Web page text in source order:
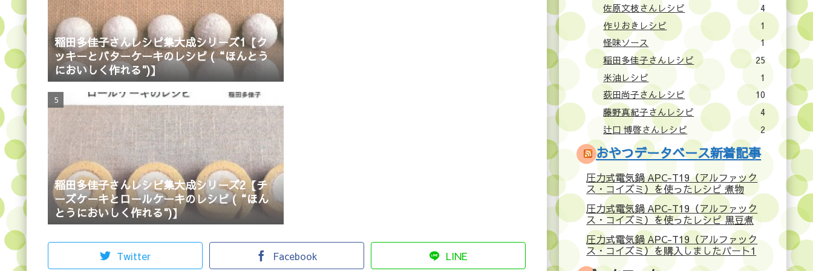
稲田多佳子さんレシピ集大成シリーズ1【ク
ッキーとバターケーキのレシピ (“ほんとう
においしく作れる")】
稲田多佳子さんレシピ集大成シリーズ2【チ
ーズケーキとロールケーキのレシピ (“ほん
とうにおいしく作れる")】
Twitter Facebook LINE
佐原文枝さんレシピ
4
作りおきレシピ
1
怪味ソース
1
稲田多佳子さんレシピ
25
米油レシピ
1
荻田尚子さんレシピ
10
藤野真紀子さんレシピ
4
辻口 博啓さんレシピ
2
おやつデータベース新着記事
圧力式電気鍋 APC-T19（アルファック
ス・コイズミ）を使ったレシピ 煮物
圧力式電気鍋 APC-T19（アルファック
ス・コイズミ）を使ったレシピ 黒豆煮
圧力式電気鍋 APC-T19（アルファック
ス・コイズミ）を購入しましたパート1